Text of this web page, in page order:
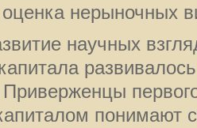
нерыночных
научных
понимают